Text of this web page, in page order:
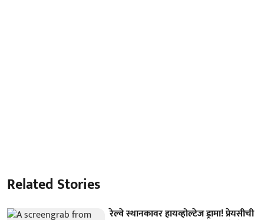
Related Stories
रेल्वे स्थानकावर हायव्होल्टेज ड्रामा! प्रेयसीची